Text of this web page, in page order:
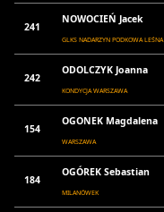
241
NOWOCIEŃ Jacek
GLKS NADARZYN PODKOWA LEŚNA
242
ODOLCZYK Joanna
KONDYCJA WARSZAWA
154
OGONEK Magdalena
WARSZAWA
184
OGÓREK Sebastian
MILANÓWEK